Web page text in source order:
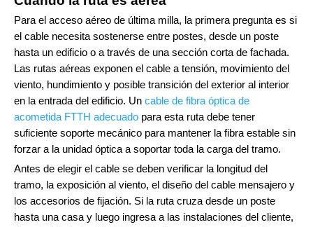
Para el acceso aéreo de última milla, la primera pregunta es si
el cable necesita sostenerse entre postes, desde un poste
hasta un edificio o a través de una sección corta de fachada.
Las rutas aéreas exponen el cable a tensión, movimiento del
viento, hundimiento y posible transición del exterior al interior
en la entrada del edificio. Un cable de fibra óptica de
acometida FTTH adecuado para esta ruta debe tener
suficiente soporte mecánico para mantener la fibra estable sin
forzar a la unidad óptica a soportar toda la carga del tramo.
Antes de elegir el cable se deben verificar la longitud del
tramo, la exposición al viento, el diseño del cable mensajero y
los accesorios de fijación. Si la ruta cruza desde un poste
hasta una casa y luego ingresa a las instalaciones del cliente,